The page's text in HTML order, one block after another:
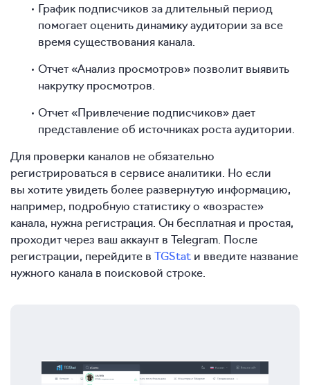
График подписчиков за длительный период
помогает оценить динамику аудитории за все
время существования канала.
Отчет «Анализ просмотров» позволит выявить
накрутку просмотров.
Отчет «Привлечение подписчиков» дает
представление об источниках роста аудитории.
Для проверки каналов не обязательно
регистрироваться в сервисе аналитики. Но если
вы хотите увидеть более развернутую информацию,
например, подробную статистику о «возрасте»
канала, нужна регистрация. Он бесплатная и простая,
проходит через ваш аккаунт в Telegram. После
регистрации, перейдите в TGStat и введите название
нужного канала в поисковой строке.